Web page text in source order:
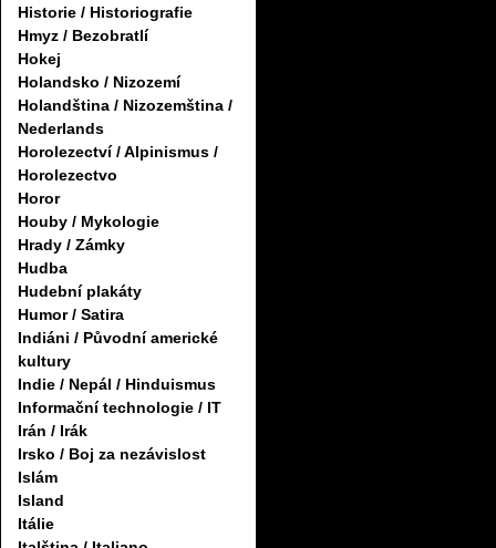
Historie / Historiografie
Hmyz / Bezobratlí
Hokej
Holandsko / Nizozemí
Holandština / Nizozemština /
Nederlands
Horolezectví / Alpinismus /
Horolezectvo
Horor
Houby / Mykologie
Hrady / Zámky
Hudba
Hudební plakáty
Humor / Satira
Indiáni / Původní americké
kultury
Indie / Nepál / Hinduismus
Informační technologie / IT
Irán / Irák
Irsko / Boj za nezávislost
Islám
Island
Itálie